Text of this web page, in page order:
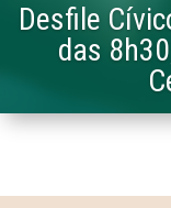
Desfile
das